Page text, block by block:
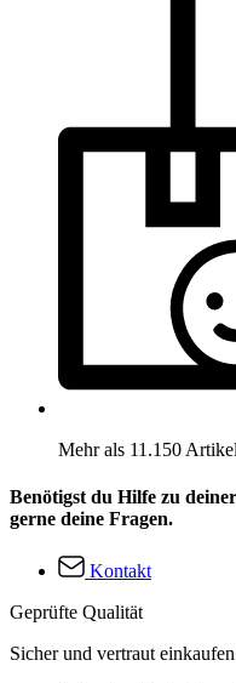
Mehr als 11.150 Artikel
Benötigst du Hilfe zu
gerne deine Fragen.
Kontakt
Geprüfte Qualität
Sicher und vertraut einkaufen